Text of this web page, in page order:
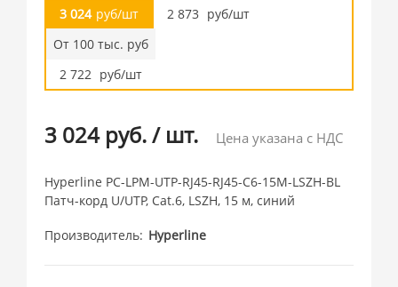
3 024 руб/шт
2 873 руб/шт
От 100 тыс. руб
2 722 руб/шт
3 024 руб./ шт. Цена указана с НДС
Hyperline PC-LPM-UTP-RJ45-RJ45-C6-15M-LSZH-BL
Патч-корд U/UTP, Cat.6, LSZH, 15 м, синий
Производитель Hyperline